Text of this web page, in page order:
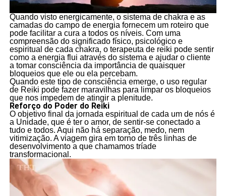
Quando visto energicamente, o sistema de chakra e as
camadas do campo de energia fornecem um roteiro que
pode facilitar a cura a todos os níveis. Com uma
compreensão do significado físico, psicológico e
espiritual de cada chakra, o terapeuta de reiki pode sentir
como a energia flui através do sistema e ajudar o cliente
a tomar consciência da importância de quaisquer
bloqueios que ele ou ela percebam.
Quando este tipo de consciência emerge, o uso regular
de Reiki pode fazer maravilhas para limpar os bloqueios
que nos impedem de atingir a plenitude.
Reforço do Poder do Reiki
O objetivo final da jornada espiritual de cada um de nós é
a Unidade, que é ter o amor, de sentir-se conectado a
tudo e todos. Aqui não há separação, medo, nem
vitimização. A viagem gira em torno de três linhas de
desenvolvimento a que chamamos tríade
transformacional.